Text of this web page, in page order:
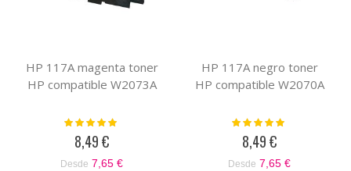
HP 117A magenta toner
HP compatible W2073A
Valoración:
8,49 €
Desde 7,65 €
HP 117A negro toner
HP compatible W2070A
Valoración:
8,49 €
Desde 7,65 €